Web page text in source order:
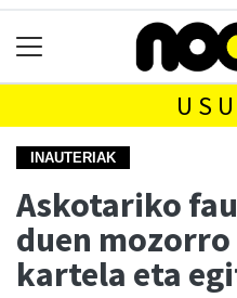
INAUTERIAK
Askotariko
duen
kartela eta